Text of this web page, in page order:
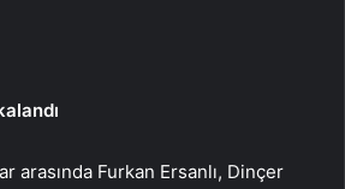
arasında Furkan Ersanlı, Dinçer